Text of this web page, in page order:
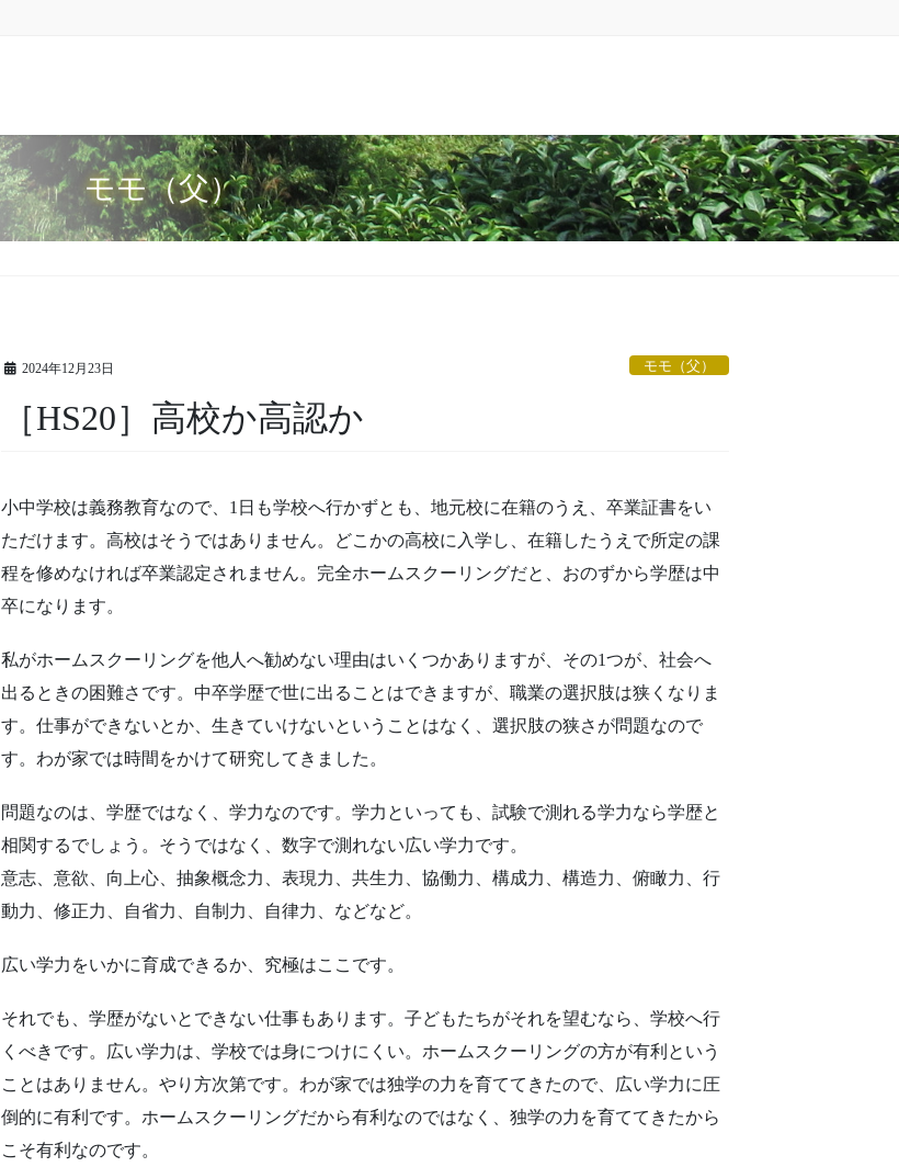
モモ（父）
2024年12月23日 モモ（父）
［HS20］高校か高認か
小中学校は義務教育なので、1日も学校へ行かずとも、地元校に在籍のうえ、卒業証書をい
ただけます。高校はそうではありません。どこかの高校に入学し、在籍したうえで所定の課
程を修めなければ卒業認定されません。完全ホームスクーリングだと、おのずから学歴は中
卒になります。
私がホームスクーリングを他人へ勧めない理由はいくつかありますが、その1つが、社会へ
出るときの困難さです。中卒学歴で世に出ることはできますが、職業の選択肢は狭くなりま
す。仕事ができないとか、生きていけないということはなく、選択肢の狭さが問題なので
す。わが家では時間をかけて研究してきました。
問題なのは、学歴ではなく、学力なのです。学力といっても、試験で測れる学力なら学歴と
相関するでしょう。そうではなく、数字で測れない広い学力です。
意志、意欲、向上心、抽象概念力、表現力、共生力、協働力、構成力、構造力、俯瞰力、行
動力、修正力、自省力、自制力、自律力、などなど。
広い学力をいかに育成できるか、究極はここです。
それでも、学歴がないとできない仕事もあります。子どもたちがそれを望むなら、学校へ行
くべきです。広い学力は、学校では身につけにくい。ホームスクーリングの方が有利という
ことはありません。やり方次第です。わが家では独学の力を育ててきたので、広い学力に圧
倒的に有利です。ホームスクーリングだから有利なのではなく、独学の力を育ててきたから
こそ有利なのです。